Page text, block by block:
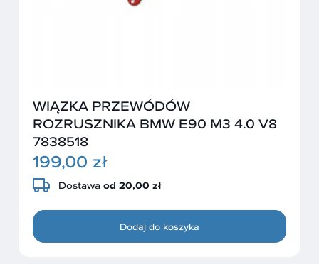
WIĄZKA PRZEWÓDÓW
ROZRUSZNIKA BMW E90 M3 4.0 V8
7838518
199,00 zł
Dostawa od 20,00 zł
Dodaj do koszyka